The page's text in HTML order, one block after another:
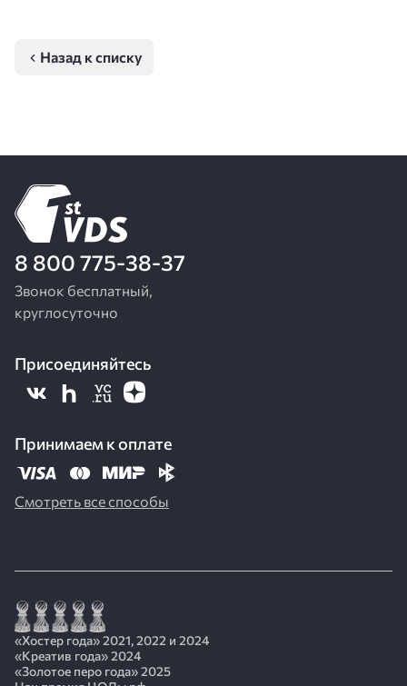
Назад к списку
8 800 775-38-37
Звонок бесплатный,
круглосуточно
Присоединяйтесь
Принимаем к оплате
Смотреть все способы
«Хостер года» 2021, 2022 и 2024
«Креатив года» 2024
«Золотое перо года» 2025